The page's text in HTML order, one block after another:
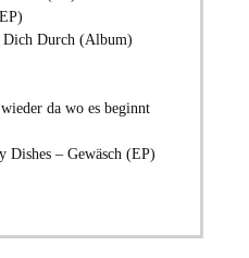
Dich Durch (Album)
da wo es beginnt
Dishes – Gewäsch (EP)